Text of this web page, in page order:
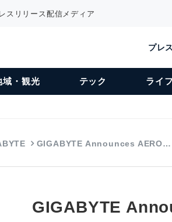
スリリース配信メディア
プレ
域・観光 テック ライ
GIGABYTE Announces AERO…
GIGABYTE